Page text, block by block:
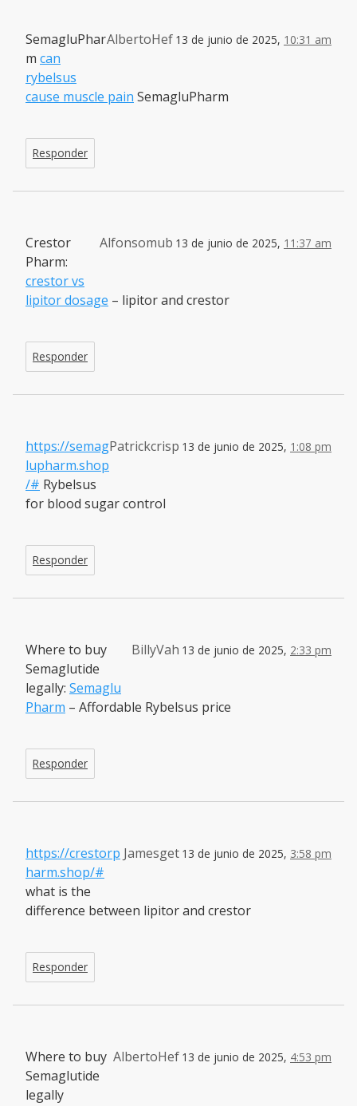
AlbertoHef 13 de junio de 2025, 10:31 am
SemagluPhar
m can
rybelsus
cause muscle pain SemagluPharm
Responder
Alfonsomub 13 de junio de 2025, 11:37 am
Crestor
Pharm:
crestor vs
lipitor dosage – lipitor and crestor
Responder
Patrickcrisp 13 de junio de 2025, 1:08 pm
https://semag
lupharm.shop
/# Rybelsus
for blood sugar control
Responder
BillyVah 13 de junio de 2025, 2:33 pm
Where to buy
Semaglutide
legally: Semaglu
Pharm – Affordable Rybelsus price
Responder
Jamesget 13 de junio de 2025, 3:58 pm
https://crestorp
harm.shop/#
what is the
difference between lipitor and crestor
Responder
AlbertoHef 13 de junio de 2025, 4:53 pm
Where to buy
Semaglutide
legally